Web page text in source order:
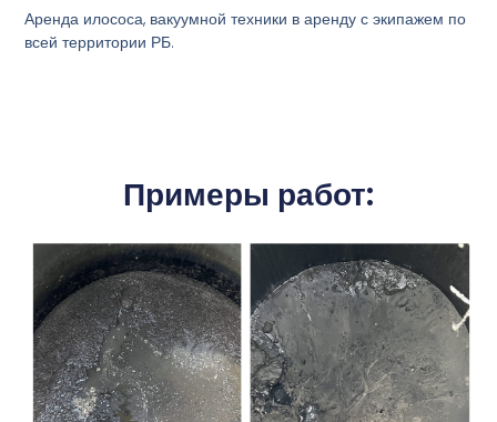
Аренда илососа, вакуумной техники в аренду с экипажем по
всей территории РБ.
Примеры работ: